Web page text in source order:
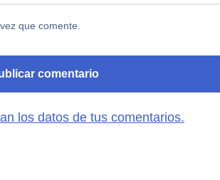
que comente.
los datos de tus comentarios.